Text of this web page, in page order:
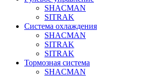
SHACMAN
SITRAK
Система охлаждения
SHACMAN
SITRAK
SITRAK
Тормозная система
SHACMAN